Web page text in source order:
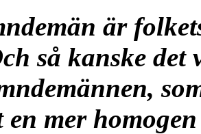
är
så kanske
mer